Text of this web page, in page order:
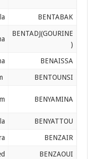
Dalila
Yamina
Zoheir Selim
Abdelkarim
Djamila
Badra
Ahmed